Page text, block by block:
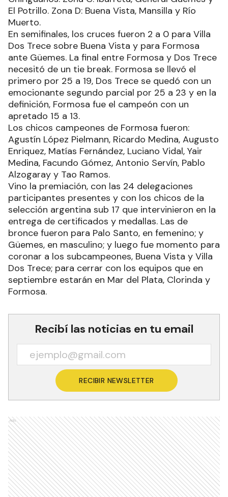
El Potrillo. Zona D: Buena Vista, Mansilla y Río
Muerto.
En semifinales, los cruces fueron 2 a 0 para Villa
Dos Trece sobre Buena Vista y para Formosa
ante Güemes. La final entre Formosa y Dos Trece
necesitó de un tie break. Formosa se llevó el
primero por 25 a 19, Dos Trece se quedó con un
emocionante segundo parcial por 25 a 23 y en la
definición, Formosa fue el campeón con un
apretado 15 a 13.
Los chicos campeones de Formosa fueron:
Agustín López Pielmann, Ricardo Medina, Augusto
Enriquez, Matías Fernández, Luciano Vidal, Yair
Medina, Facundo Gómez, Antonio Servín, Pablo
Alzogaray y Tao Ramos.
Vino la premiación, con las 24 delegaciones
participantes presentes y con los chicos de la
selección argentina sub 17 que intervinieron en la
entrega de certificados y medallas. Las de
bronce fueron para Palo Santo, en femenino; y
Güemes, en masculino; y luego fue momento para
coronar a los subcampeones, Buena Vista y Villa
Dos Trece; para cerrar con los equipos que en
septiembre estarán en Mar del Plata, Clorinda y
Formosa.
Recibí las noticias en tu email
RECIBIR NEWSLETTER
Ads